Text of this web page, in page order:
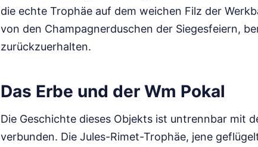
die echte Trophäe auf dem weichen Filz der
von den Champagnerduschen der Siegesfeiern,
zurückzuerhalten.
Das Erbe und der Wm Pokal
Die Geschichte dieses Objekts ist untrennbar mit
verbunden. Die Jules-Rimet-Trophäe, jene